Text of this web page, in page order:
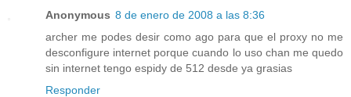
Anonymous 8 de enero de 2008 a las 8:36
archer me podes desir como ago para que el proxy no me
desconfigure internet porque cuando lo uso chan me quedo
sin internet tengo espidy de 512 desde ya grasias
Responder